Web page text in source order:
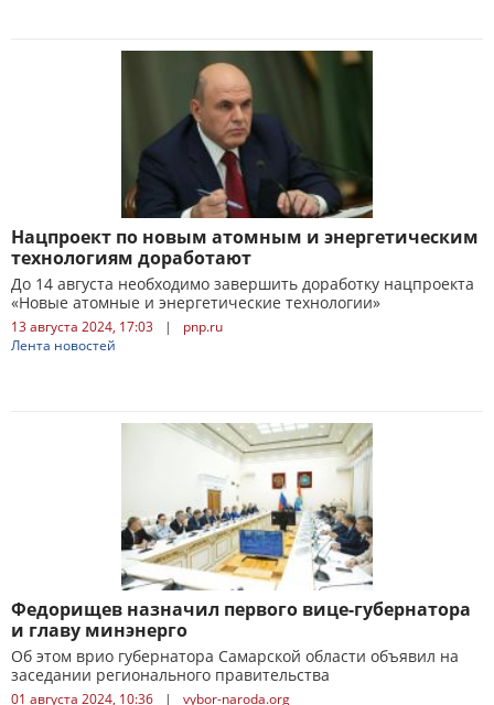
Нацпроект по новым атомным и энергетическим
технологиям доработают
До 14 августа необходимо завершить доработку нацпроекта
«Новые атомные и энергетические технологии»
13 августа 2024, 17:03 |
pnp.ru
Лента новостей
Федорищев назначил первого вице-губернатора
и главу минэнерго
Об этом врио губернатора Самарской области объявил на
заседании регионального правительства
01 августа 2024, 10:36 |
vybor-naroda.org